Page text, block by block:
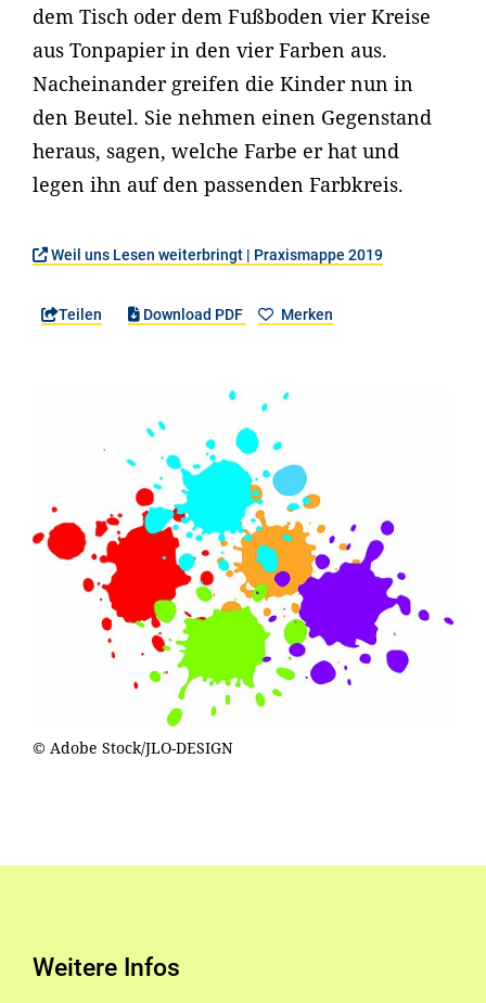
dem Tisch oder dem Fußboden vier Kreise
aus Tonpapier in den vier Farben aus.
Nacheinander greifen die Kinder nun in
den Beutel. Sie nehmen einen Gegenstand
heraus, sagen, welche Farbe er hat und
legen ihn auf den passenden Farbkreis.
Weil uns Lesen weiterbringt | Praxismappe 2019
Teilen Download PDF Merken
© Adobe Stock/JLO-DESIGN
Weitere Infos